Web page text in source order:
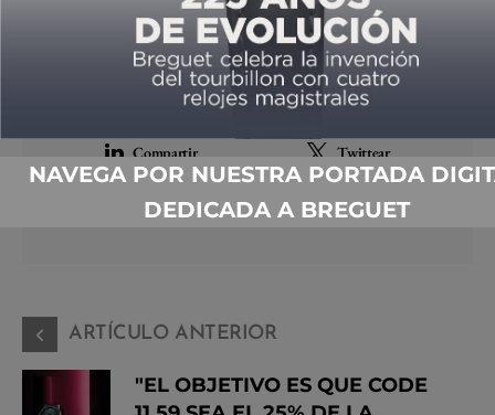
Compartir Compartir
Compartir Twittear
Share Compartir
ARTÍCULO ANTERIOR
"EL OBJETIVO ES QUE CODE
NAVEGA POR NUESTRA PORTADA
DEDICADA A BREGUET